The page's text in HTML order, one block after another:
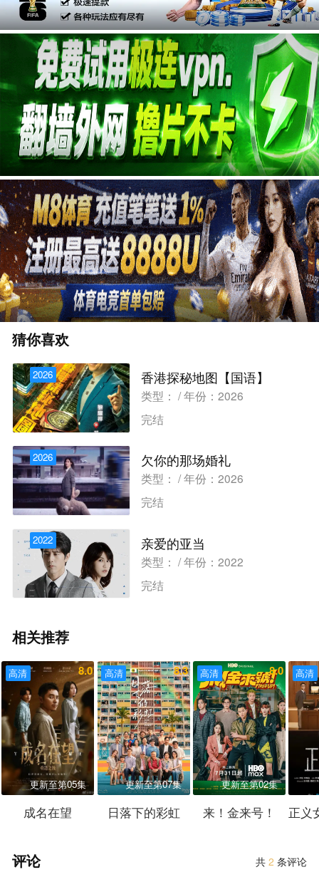
广告
猜你喜欢
2026 香港探秘地图【国语】
类型： / 年份：2026
完结
2026 欠你的那场婚礼
类型： / 年份：2026
完结
2022 亲爱的亚当
类型： / 年份：2022
完结
相关推荐
高清 8.0
更新至第05集
成名在望
高清 8.3
更新至第07集
日落下的彩虹
高清 8.0
更新至第02集
来！金来号！
高清
共2 条评论
评论